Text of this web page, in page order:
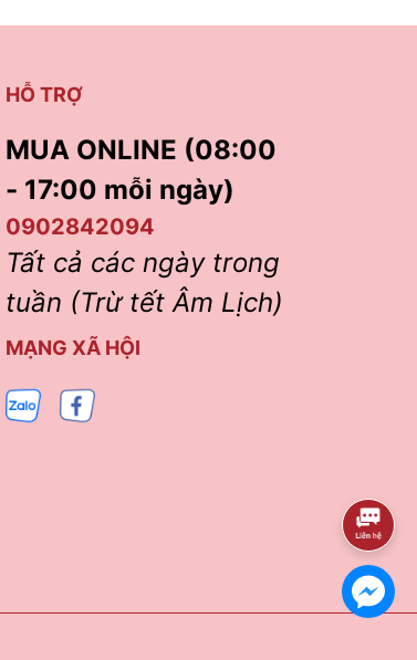
HỖ TRỢ
MUA ONLINE (08:00
- 17:00 mỗi ngày)
0902842094
Tất cả các ngày trong
tuần (Trừ tết Âm Lịch)
MẠNG XÃ HỘI